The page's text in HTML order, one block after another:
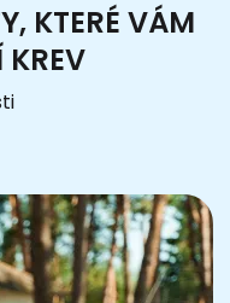
KTERÉ VÁM
KREV